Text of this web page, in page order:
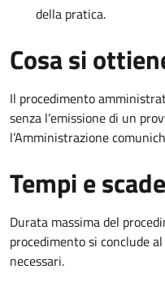
della pratica.
Cosa si
Il procedimento
senza l’emissione di un
l’Amministrazione
Tempi e
Durata massima del
procedimento si conclude
necessari.